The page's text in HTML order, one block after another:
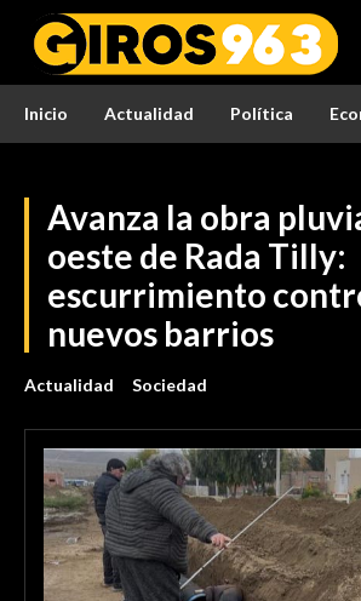
Inicio Actualidad Política
Avanza la obra
oeste de Rada Tilly:
escurrimiento
nuevos barrios
Actualidad Sociedad